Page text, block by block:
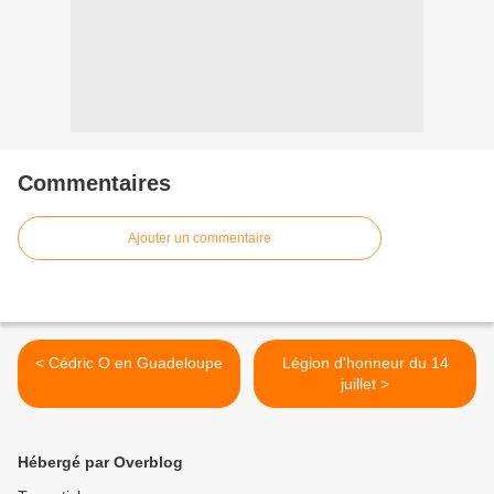
Commentaires
Ajouter un commentaire
< Cédric O en Guadeloupe
Légion d'honneur du 14
juillet >
Hébergé par Overblog